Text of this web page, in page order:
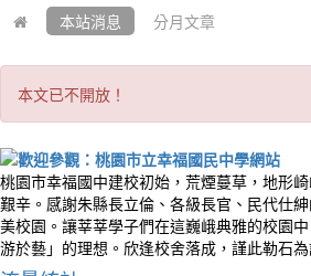
本站消息 分月文章
本文已不開放！
桃園市幸福國中建校初始，荒煙蔓草，地形
艱辛。感謝朱縣長立倫、各級長官、民代仕
美校園。讓莘莘學子們在這巍峨典雅的校園
游於藝」的理想。欣逢校舍落成，謹此勒石為